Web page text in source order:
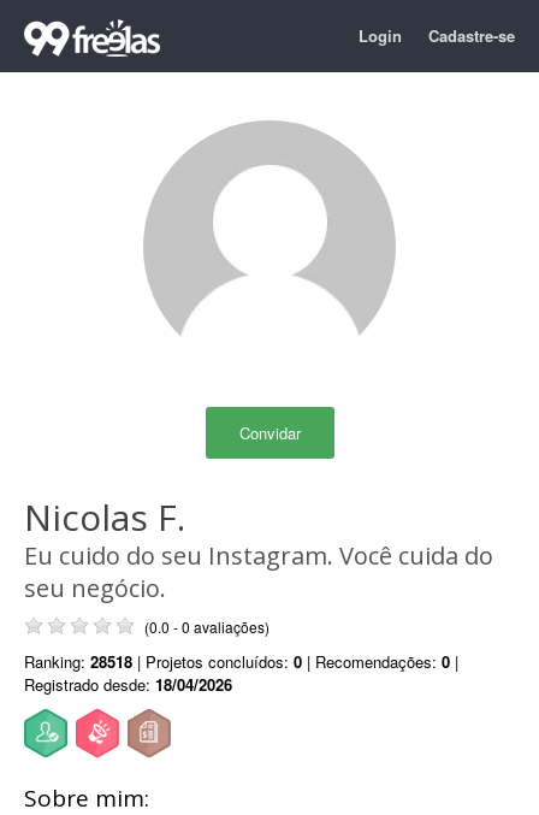
Login Cadastre-se
Convidar
Nicolas F.
Eu cuido do seu Instagram. Você cuida do
seu negócio.
(0.0 - 0 avaliações)
Ranking: 28518 | Projetos concluídos: 0 | Recomendações: 0 |
Registrado desde: 18/04/2026
Sobre mim: